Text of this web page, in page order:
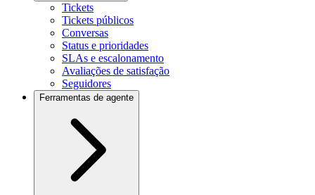
Tickets
Tickets públicos
Conversas
Status e prioridades
SLAs e escalonamento
Avaliações de satisfação
Seguidores
Ferramentas de agente